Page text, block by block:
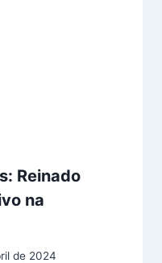
Reinado
na
de 2024